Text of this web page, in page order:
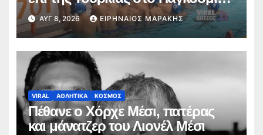
Κ16
ΑΥΓ 8, 2026 ΕΙΡΗΝΑΊΟΣ ΜΑΡΆΚΗΣ
VIRAL ΑΘΛΗΤΙΚΑ ΚΟΣΜΟΣ
Πέθανε ο Χόρχε Μέσι, πατέρας
και μάνατζερ του Λιονέλ Μέσι